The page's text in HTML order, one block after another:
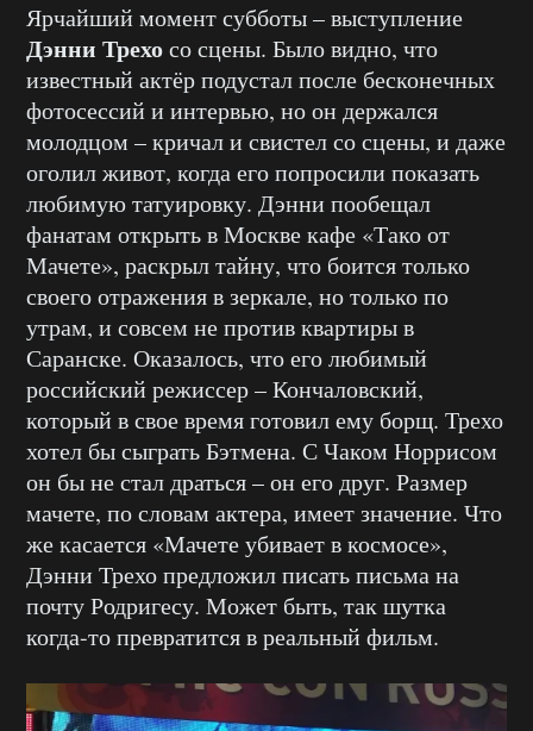
Ярчайший момент субботы – выступление
Дэнни Трехосо сцены. Было видно, что
известный актёр подустал после бесконечных
фотосессий и интервью, но он держался
молодцом – кричал и свистел со сцены, и даже
оголил живот, когда его попросили показать
любимую татуировку. Дэнни пообещал
фанатам открыть в Москве кафе «Тако от
Мачете», раскрыл тайну, что боится только
своего отражения в зеркале, но только по
утрам, и совсем не против квартиры в
Саранске. Оказалось, что его любимый
российский режиссер – Кончаловский,
который в свое время готовил ему борщ. Трехо
хотел бы сыграть Бэтмена. С Чаком Норрисом
он бы не стал драться – он его друг. Размер
мачете, по словам актера, имеет значение. Что
же касается «Мачете убивает в космосе»,
Дэнни Трехо предложил писать письма на
почту Родригесу. Может быть, так шутка
когда-то превратится в реальный фильм.